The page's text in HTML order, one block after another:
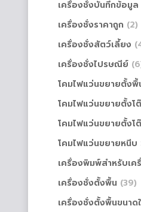
เครื่องชั่งบันทึกข้อมูล
เครื่องชั่งราคาถูก (2)
เครื่องชั่งสัตว์เลี้ยง
เครื่องชั่งไปรษณีย์
โคมไฟแว่นขยายตั้ง
โคมไฟแว่นขยายตั้งโต๊
โคมไฟแว่นขยายตั้งโ
โคมไฟแว่นขยายหนีบ
เครื่องพิมพ์สำหรับเค
เครื่องชั่งตั้งพื้น (39)
เครื่องชั่งตั้งพื้นขนา